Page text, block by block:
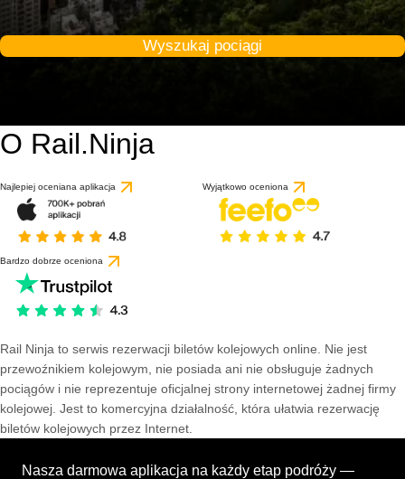
Wyszukaj pociągi
O Rail.Ninja
Najlepiej oceniana aplikacja Wyjątkowo oceniona
Bardzo dobrze oceniona
Rail Ninja to serwis rezerwacji biletów kolejowych online. Nie jest
przewoźnikiem kolejowym, nie posiada ani nie obsługuje żadnych
pociągów i nie reprezentuje oficjalnej strony internetowej żadnej firmy
kolejowej. Jest to komercyjna działalność, która ułatwia rezerwację
biletów kolejowych przez Internet.
Nasza darmowa aplikacja na każdy etap podróży —